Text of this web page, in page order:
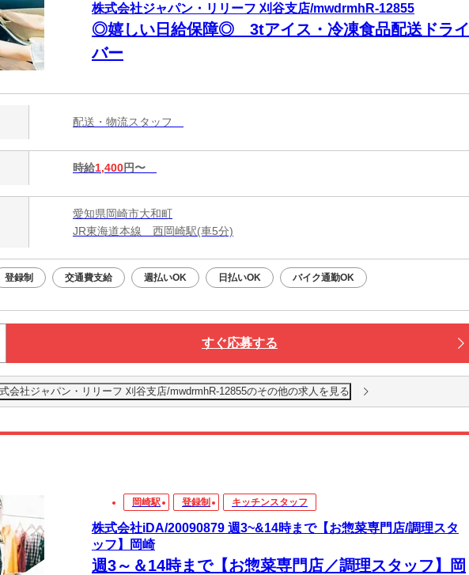
株式会社ジャパン・リリーフ 刈谷支店/mwdrmhR-12855
◎嬉しい日給保障◎ 3tアイス・冷凍食品配送ドライ
バー
配送・物流スタッフ
時給1,400円〜
愛知県岡崎市大和町
JR東海道本線 西岡崎駅(車5分)
登録制 交通費支給 週払いOK 日払いOK バイク通勤OK
すぐ応募する
会社ジャパン・リリーフ 刈谷支店/mwdrmhR-12855のその他の求人を見る
岡崎駅 登録制 キッチンスタッフ
株式会社iDA/20090879 週3~&14時まで【お惣菜専門店/調理スタ
ッフ】岡崎
週3～＆14時まで【お惣菜専門店／調理スタッフ】岡